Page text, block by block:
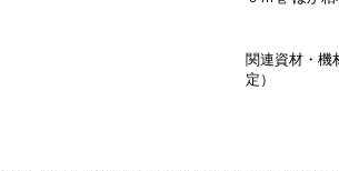
関連資材・機
定）